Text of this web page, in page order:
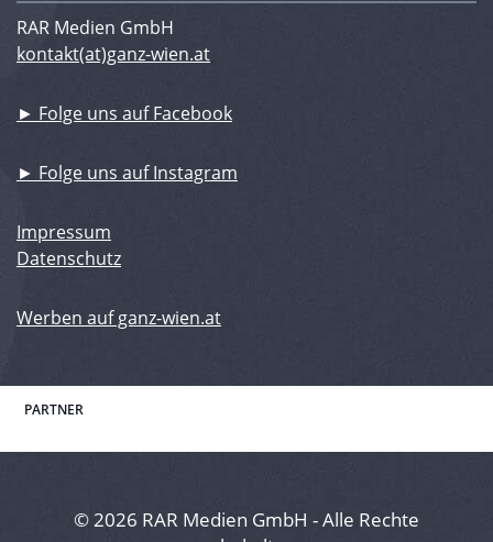
RAR Medien GmbH
kontakt(at)ganz-wien.at
► Folge uns auf Facebook
► Folge uns auf Instagram
Impressum
Datenschutz
Werben auf ganz-wien.at
PARTNER
© 2026 RAR Medien GmbH - Alle Rechte